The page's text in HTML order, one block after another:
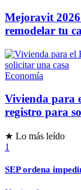
Mejoravit 2026
remodelar tu
Economía
Vivienda para
registro para
★ Lo más leído
1
SEP ordena